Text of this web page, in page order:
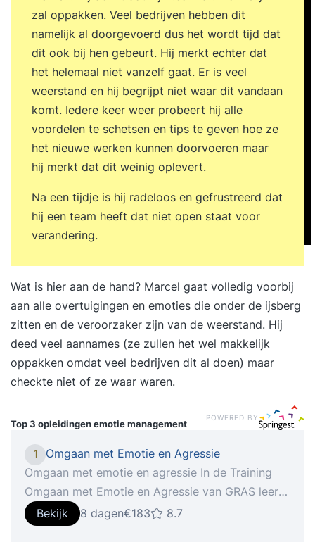
zal oppakken. Veel bedrijven hebben dit
namelijk al doorgevoerd dus het wordt tijd dat
dit ook bij hen gebeurt. Hij merkt echter dat
het helemaal niet vanzelf gaat. Er is veel
weerstand en hij begrijpt niet waar dit vandaan
komt. Iedere keer weer probeert hij alle
voordelen te schetsen en tips te geven hoe ze
het nieuwe werken kunnen doorvoeren maar
hij merkt dat dit weinig oplevert.
Na een tijdje is hij radeloos en gefrustreerd dat
hij een team heeft dat niet open staat voor
verandering.
Wat is hier aan de hand? Marcel gaat volledig voorbij
aan alle overtuigingen en emoties die onder de ijsberg
zitten en de veroorzaker zijn van de weerstand. Hij
deed veel aannames (ze zullen het wel makkelijk
oppakken omdat veel bedrijven dit al doen) maar
checkte niet of ze waar waren.
Top 3 opleidingenemotie management
POWERED BY
1
Omgaan met Emotie en Agressie
Omgaan met emotie en agressie In de Training
Omgaan met Emotie en Agressie van GRAS leert
de deelnemer om te gaan met situaties waar
emoties hoog oplopen en over kunnen gaan in
Bekijk 8 dagen€183 8.7